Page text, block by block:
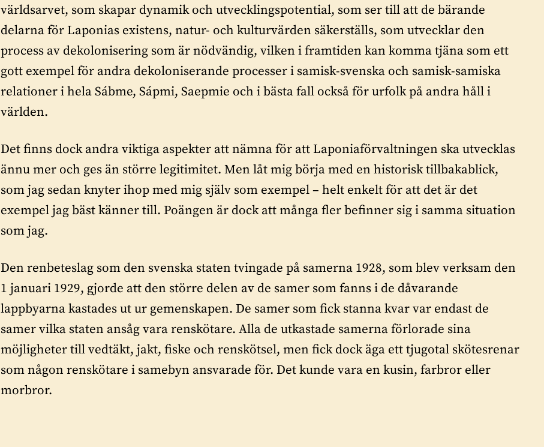
världsarvet, som skapar dynamik och utvecklingspotential, som ser till att de bärande
delarna för Laponias existens, natur- och kulturvärden säkerställs, som utvecklar den
process av dekolonisering som är nödvändig, vilken i framtiden kan komma tjäna som ett
gott exempel för andra dekoloniserande processer i samisk-svenska och samisk-samiska
relationer i hela Sábme, Sápmi, Saepmie och i bästa fall också för urfolk på andra håll i
världen.
Det finns dock andra viktiga aspekter att nämna för att Laponiaförvaltningen ska utvecklas
ännu mer och ges än större legitimitet. Men låt mig börja med en historisk tillbakablick,
som jag sedan knyter ihop med mig själv som exempel – helt enkelt för att det är det
exempel jag bäst känner till. Poängen är dock att många fler befinner sig i samma situation
som jag.
Den renbeteslag som den svenska staten tvingade på samerna 1928, som blev verksam den
1 januari 1929, gjorde att den större delen av de samer som fanns i de dåvarande
lappbyarna kastades ut ur gemenskapen. De samer som fick stanna kvar var endast de
samer vilka staten ansåg vara renskötare. Alla de utkastade samerna förlorade sina
möjligheter till vedtäkt, jakt, fiske och renskötsel, men fick dock äga ett tjugotal skötesrenar
som någon renskötare i samebyn ansvarade för. Det kunde vara en kusin, farbror eller
morbror.